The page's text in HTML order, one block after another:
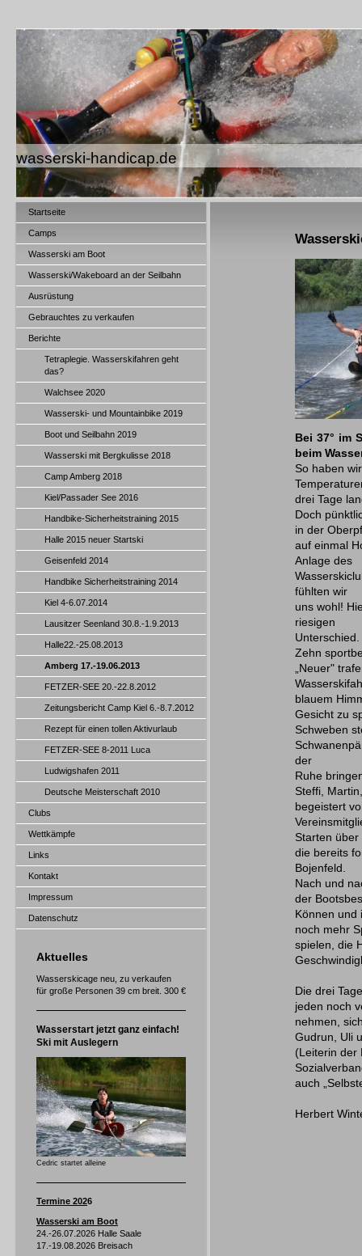
wasserski-handicap.de
Startseite
Camps
Wasserski am Boot
Wasserski/Wakeboard an der Seilbahn
Ausrüstung
Gebrauchtes zu verkaufen
Berichte
Tetraplegie. Wasserskifahren geht
das?
Walchsee 2020
Wasserski- und Mountainbike 2019
Boot und Seilbahn 2019
Wasserski mit Bergkulisse 2018
Camp Amberg 2018
Kiel/Passader See 2016
Handbike-Sicherheitstraining 2015
Halle 2015 neuer Startski
Geisenfeld 2014
Handbike Sicherheitstraining 2014
Kiel 4-6.07.2014
Lausitzer Seenland 30.8.-1.9.2013
Halle22.-25.08.2013
Amberg 17.-19.06.2013
FETZER-SEE 20.-22.8.2012
Zeitungsbericht Camp Kiel 6.-8.7.2012
Rezept für einen tollen Aktivurlaub
FETZER-SEE 8-2011 Luca
Ludwigshafen 2011
Deutsche Meisterschaft 2010
Clubs
Wettkämpfe
Links
Kontakt
Impressum
Datenschutz
Aktuelles
Wasserskicage neu, zu verkaufen
für große Personen 39 cm breit. 300 €
Wasserstart jetzt ganz einfach!
Ski mit Auslegern
Cedric startet alleine
Termine 2026
Wasserski am Boot
24.-26.07.2026 Halle Saale
17.-19.08.2026 Breisach
Bei 37° im
beim
So haben
drei Tage
Doch
in der
auf einmal
Anlage des
fühlten wir
uns wohl!
riesigen
Unterschied.
Zehn
„Neuer"
blauem
Gesicht zu
Schweben
der
Ruhe
Steffi,
begeistert
Starten
die bereits
Bojenfeld.
Nach und
der
Können und
noch mehr
spielen, die
Die drei
jeden noch
nehmen,
Gudrun, Uli
(Leiterin der
auch
Herbert